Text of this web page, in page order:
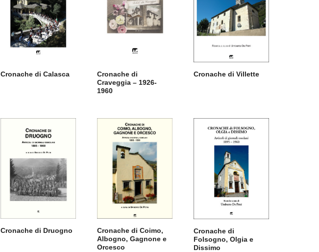
Cronache di Calasca
Cronache di
Craveggia – 1926-
1960
Cronache di Villette
Cronache di Druogno
Cronache di Coimo,
Albogno, Gagnone e
Orcesco
Cronache di
Folsogno, Olgia e
Dissimo